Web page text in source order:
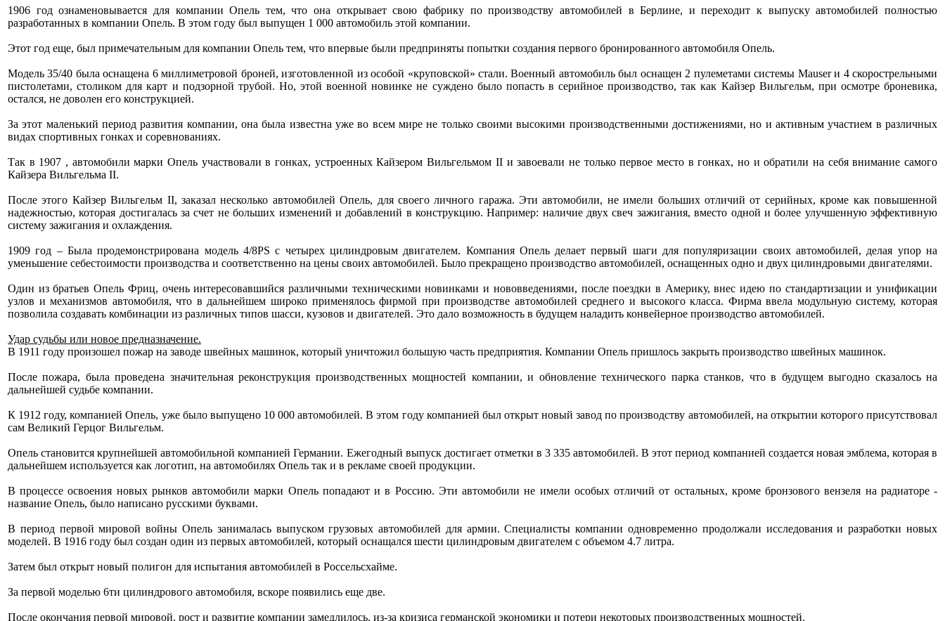
1906 год ознаменовывается для компании Опель тем, что она открывает свою фабрику по производству автомобилей в Берлине, и переходит к выпуску автомобилей полностью
разработанных в компании Опель. В этом году был выпущен 1 000 автомобиль этой компании.
Этот год еще, был примечательным для компании Опель тем, что впервые были предприняты попытки создания первого бронированного автомобиля Опель.
Модель 35/40 была оснащена 6 миллиметровой броней, изготовленной из особой «круповской» стали. Военный автомобиль был оснащен 2 пулеметами системы Mauser и 4 скорострельными
пистолетами, столиком для карт и подзорной трубой. Но, этой военной новинке не суждено было попасть в серийное производство, так как Кайзер Вильгельм, при осмотре броневика,
остался, не доволен его конструкцией.
За этот маленький период развития компании, она была известна уже во всем мире не только своими высокими производственными достижениями, но и активным участием в различных
видах спортивных гонках и соревнованиях.
Так в 1907 , автомобили марки Опель участвовали в гонках, устроенных Кайзером Вильгельмом II и завоевали не только первое место в гонках, но и обратили на себя внимание самого
Кайзера Вильгельма II.
После этого Кайзер Вильгельм II, заказал несколько автомобилей Опель, для своего личного гаража. Эти автомобили, не имели больших отличий от серийных, кроме как повышенной
надежностью, которая достигалась за счет не больших изменений и добавлений в конструкцию. Например: наличие двух свеч зажигания, вместо одной и более улучшенную эффективную
систему зажигания и охлаждения.
1909 год – Была продемонстрирована модель 4/8PS с четырех цилиндровым двигателем. Компания Опель делает первый шаги для популяризации своих автомобилей, делая упор на
уменьшение себестоимости производства и соответственно на цены своих автомобилей. Было прекращено производство автомобилей, оснащенных одно и двух цилиндровыми двигателями.
Один из братьев Опель Фриц, очень интересовавшийся различными техническими новинками и нововведениями, после поездки в Америку, внес идею по стандартизации и унификации
узлов и механизмов автомобиля, что в дальнейшем широко применялось фирмой при производстве автомобилей среднего и высокого класса. Фирма ввела модульную систему, которая
позволила создавать комбинации из различных типов шасси, кузовов и двигателей. Это дало возможность в будущем наладить конвейерное производство автомобилей.
Удар судьбы или новое предназначение.
В 1911 году произошел пожар на заводе швейных машинок, который уничтожил большую часть предприятия. Компании Опель пришлось закрыть производство швейных машинок.
После пожара, была проведена значительная реконструкция производственных мощностей компании, и обновление технического парка станков, что в будущем выгодно сказалось на
дальнейшей судьбе компании.
К 1912 году, компанией Опель, уже было выпущено 10 000 автомобилей. В этом году компанией был открыт новый завод по производству автомобилей, на открытии которого присутствовал
сам Великий Герцог Вильгельм.
Опель становится крупнейшей автомобильной компанией Германии. Ежегодный выпуск достигает отметки в 3 335 автомобилей. В этот период компанией создается новая эмблема, которая в
дальнейшем используется как логотип, на автомобилях Опель так и в рекламе своей продукции.
В процессе освоения новых рынков автомобили марки Опель попадают и в Россию. Эти автомобили не имели особых отличий от остальных, кроме бронзового вензеля на радиаторе -
название Опель, было написано русскими буквами.
В период первой мировой войны Опель занималась выпуском грузовых автомобилей для армии. Специалисты компании одновременно продолжали исследования и разработки новых
моделей. В 1916 году был создан один из первых автомобилей, который оснащался шести цилиндровым двигателем с объемом 4.7 литра.
Затем был открыт новый полигон для испытания автомобилей в Россельсхайме.
За первой моделью 6ти цилиндрового автомобиля, вскоре появились еще две.
После окончания первой мировой, рост и развитие компании замедлилось, из-за кризиса германской экономики и потери некоторых производственных мощностей.